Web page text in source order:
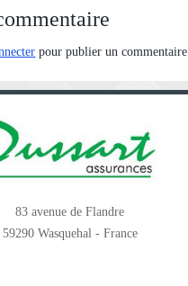
pour publier un commentaire.
83 avenue de Flandre
59290 Wasquehal - France